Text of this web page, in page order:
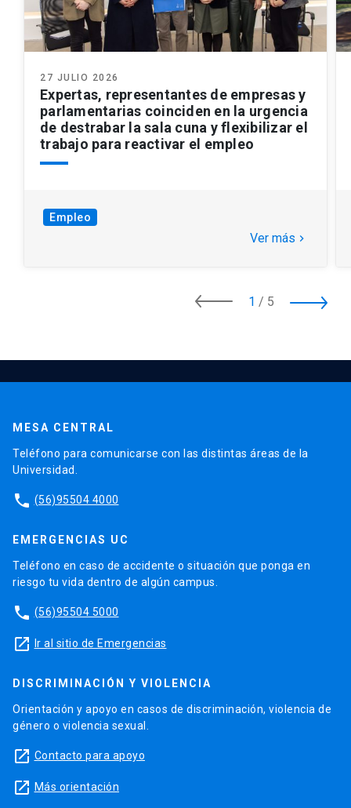
27 JULIO 2026
Expertas, representantes de empresas y
parlamentarias coinciden en la urgencia
de destrabar la sala cuna y flexibilizar el
trabajo para reactivar el empleo
Empleo
Ver más keyboard_arrow_right
1 / 5
MESA CENTRAL
Teléfono para comunicarse con las distintas áreas de la
Universidad.
phone (56)95504 4000
EMERGENCIAS UC
Teléfono en caso de accidente o situación que ponga en
riesgo tu vida dentro de algún campus.
phone (56)95504 5000
launch Ir al sitio de Emergencias
DISCRIMINACIÓN Y VIOLENCIA
Orientación y apoyo en casos de discriminación, violencia de
género o violencia sexual.
launch Contacto para apoyo
launch Más orientación